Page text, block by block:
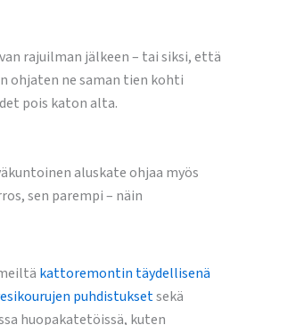
rajuilman jälkeen – tai siksi, että
ohjaten ne saman tien kohti
pois katon alta.
aluskate ohjaa myös
sen parempi – näin
kattoremontin täydellisenä
puhdistuksetsekä
huopakatetöissä, kuten